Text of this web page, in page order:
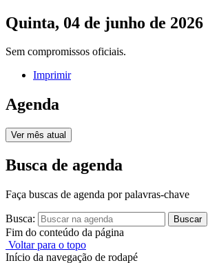
Quinta, 04 de junho de 2026
Sem compromissos oficiais.
Imprimir
Agenda
Ver mês atual
Busca de agenda
Faça buscas de agenda por palavras-chave
Busca: Buscar
Fim do conteúdo da página
Voltar para o topo
Início da navegação de rodapé